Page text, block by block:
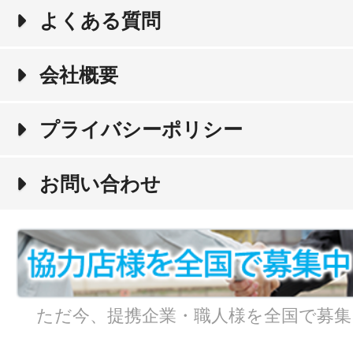
よくある質問
会社概要
プライバシーポリシー
お問い合わせ
ただ今、提携企業・職人様を全国で募